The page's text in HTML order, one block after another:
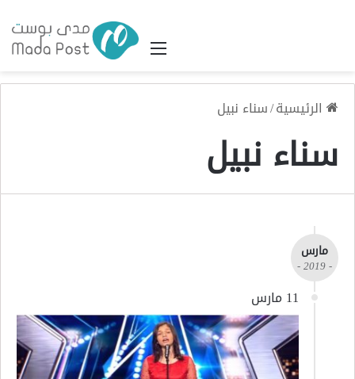
القائمة
الرئيسية/سناء نبيل
سناء نبيل
مارس
- 2019 -
11 مارس